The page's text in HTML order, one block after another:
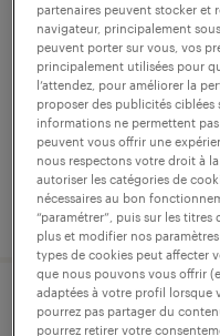
méthodes (f/h)
coubert, seine-
cdi
30 000 € - 35
publié le 8 avril 2026
infirmier de (f/h)
partenaires peuvent stocker et
navigateur, principalement
peuvent porter sur vous, vos
principalement utilisées pour
l’attendez, pour améliorer la
proposer des publicités ciblées
informations ne permettent
peuvent vous offrir une
nous respectons votre droit à
autoriser les catégories de
nécessaires au bon
“paramétrer”, puis sur les
plus et modifier nos
types de cookies peut affecter
que nous pouvons vous offrir
adaptées à votre profil lorsque
pourrez pas partager du
pourrez retirer votre